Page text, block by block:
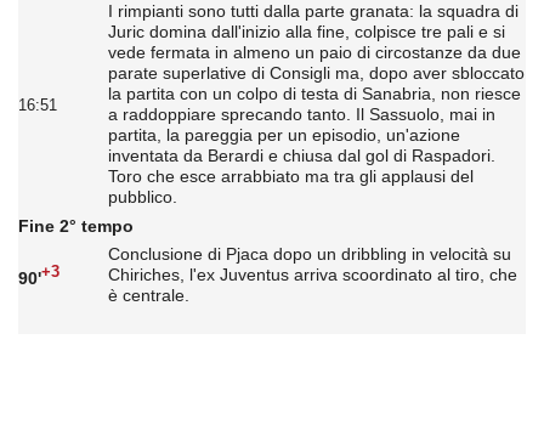
16:51
I rimpianti sono tutti dalla parte granata: la squadra di
Juric domina dall'inizio alla fine, colpisce tre pali e si
vede fermata in almeno un paio di circostanze da due
parate superlative di Consigli ma, dopo aver sbloccato
la partita con un colpo di testa di Sanabria, non riesce
a raddoppiare sprecando tanto. Il Sassuolo, mai in
partita, la pareggia per un episodio, un'azione
inventata da Berardi e chiusa dal gol di Raspadori.
Toro che esce arrabbiato ma tra gli applausi del
pubblico.
Fine 2° tempo
90'+3
Conclusione di Pjaca dopo un dribbling in velocità su
Chiriches, l'ex Juventus arriva scoordinato al tiro, che
è centrale.